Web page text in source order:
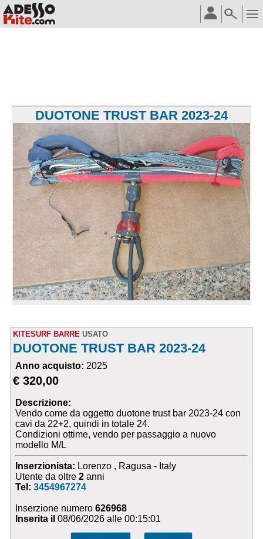
DUOTONE TRUST BAR 2023-24
KITESURF BARRE USATO
DUOTONE TRUST BAR 2023-24
Anno acquisto: 2025
€ 320,00
Descrizione:
Vendo come da oggetto duotone trust bar 2023-24 con
cavi da 22+2, quindi in totale 24.
Condizioni ottime, vendo per passaggio a nuovo
modello M/L
Inserzionista: Lorenzo , Ragusa - Italy
Utente da oltre2 anni
Tel:3454967274
Inserzione numero626968
Inserita il 08/06/2026 alle 00:15:01